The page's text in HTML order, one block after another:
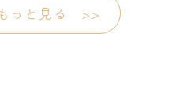
っと見る >>